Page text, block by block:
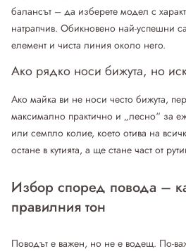
балансът – да изберете модел с
натрапчив. Обикновено най-успешни
елемент и чиста линия около него.
Ако рядко носи бижута, но
Ако майка ви не носи често бижута,
максимално практично и „лесно“ за
или семпло колие, което отива на
остане в кутията, а ще стане част от
Избор според повода –
правилния тон
Поводът е важен, но не е водещ. По-